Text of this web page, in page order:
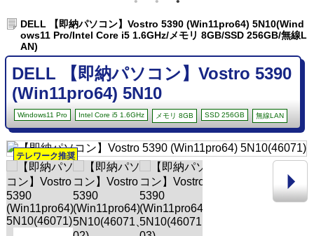
DELL 【即納パソコン】Vostro 5390 (Win11pro64) 5N10(Wind
ows11 Pro/Intel Core i5 1.6GHz/メモリ 8GB/SSD 256GB/無線L
AN)
DELL 【即納パソコン】Vostro 5390
(Win11pro64) 5N10
Windows11 Pro Intel Core i5 1.6GHz メモリ 8GB SSD 256GB 無線LAN
テレワーク推奨